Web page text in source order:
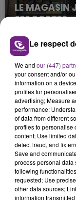
LE MAGASIN
SES PORTES
C'était l'une
rémois. Le
fermer ses
TITRES
11h17
11h17
MANON LISA
Le Petit
Le respect
We and our (447)
your consent and/or
information on a
profiles for
advertising; Measure
performance;
of data from different
profiles to personalise
content; Use limited
detect fraud, and fix
Save and
process personal data
following
requested; Use
other data sources;
information